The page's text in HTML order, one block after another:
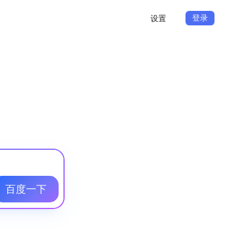
设置 登录
百度一下